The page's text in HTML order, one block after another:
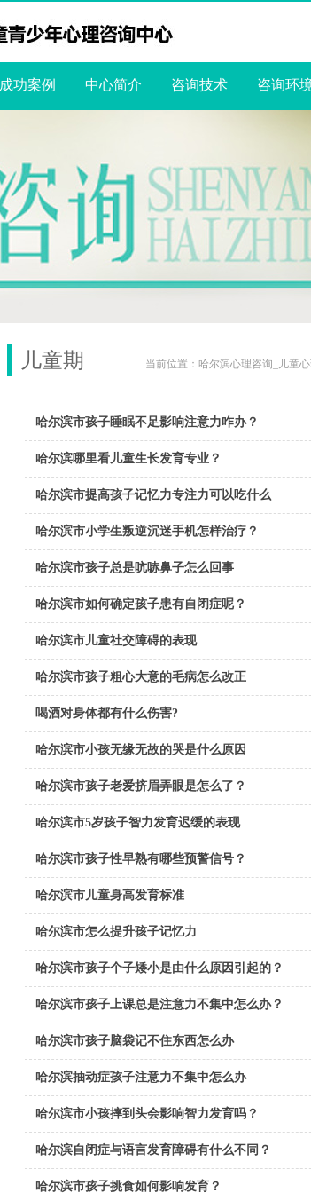
成功案例 中心简介 咨询技术 咨询环
儿童期 当前位置： 哈尔滨心理咨询_儿童
哈尔滨市孩子睡眠不足影响注意力咋办？
哈尔滨哪里看儿童生长发育专业？
哈尔滨市提高孩子记忆力专注力可以吃什么
哈尔滨市小学生叛逆沉迷手机怎样治疗？
哈尔滨市孩子总是吭哧鼻子怎么回事
哈尔滨市如何确定孩子患有自闭症呢？
哈尔滨市儿童社交障碍的表现
哈尔滨市孩子粗心大意的毛病怎么改正
喝酒对身体都有什么伤害?
哈尔滨市小孩无缘无故的哭是什么原因
哈尔滨市孩子老爱挤眉弄眼是怎么了？
哈尔滨市5岁孩子智力发育迟缓的表现
哈尔滨市孩子性早熟有哪些预警信号？
哈尔滨市儿童身高发育标准
哈尔滨市怎么提升孩子记忆力
哈尔滨市孩子个子矮小是由什么原因引起的？
哈尔滨市孩子上课总是注意力不集中怎么办？
哈尔滨市孩子脑袋记不住东西怎么办
哈尔滨抽动症孩子注意力不集中怎么办
哈尔滨市小孩摔到头会影响智力发育吗？
哈尔滨自闭症与语言发育障碍有什么不同？
哈尔滨市孩子挑食如何影响发育？